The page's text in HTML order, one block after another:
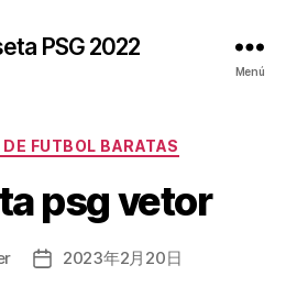
PSG 2022
Menú
Categorías
FUTBOL BARATAS
psg vetor
Fecha2023年2月20日